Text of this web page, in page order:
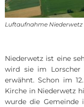
Luftaufnahme Niederwetz
Niederwetz ist eine
wird sie im Lorscher
erwähnt. Schon im
Kirche in Niederwetz
wurde die Gemeinde